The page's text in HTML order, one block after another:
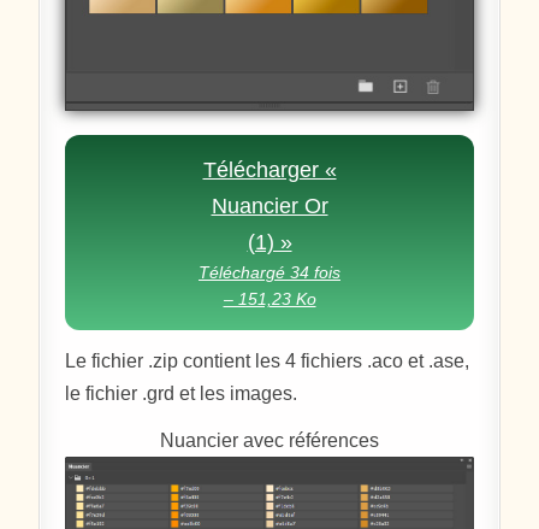
Télécharger «
Nuancier Or
(1) »
Téléchargé 34 fois
– 151,23 Ko
Le fichier .zip contient les 4 fichiers .aco et .ase,
le fichier .grd et les images.
Nuancier avec références